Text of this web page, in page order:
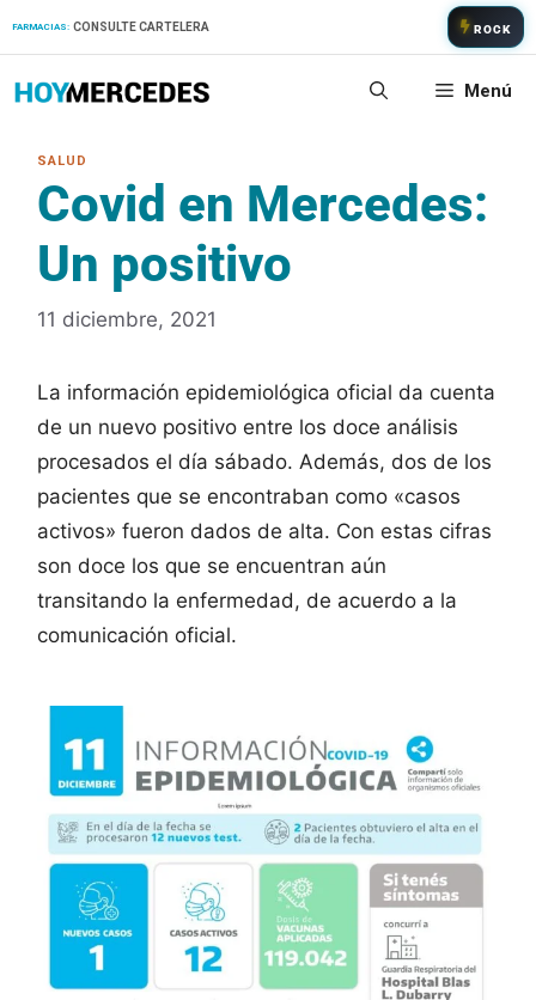
FARMACIAS: CONSULTE CARTELERA ROCK
Menú
Covid en Mercedes:
Un positivo
11 diciembre, 2021
La información epidemiológica oficial da cuenta
de un nuevo positivo entre los doce análisis
procesados el día sábado. Además, dos de los
pacientes que se encontraban como «casos
activos» fueron dados de alta. Con estas cifras
son doce los que se encuentran aún
transitando la enfermedad, de acuerdo a la
comunicación oficial.